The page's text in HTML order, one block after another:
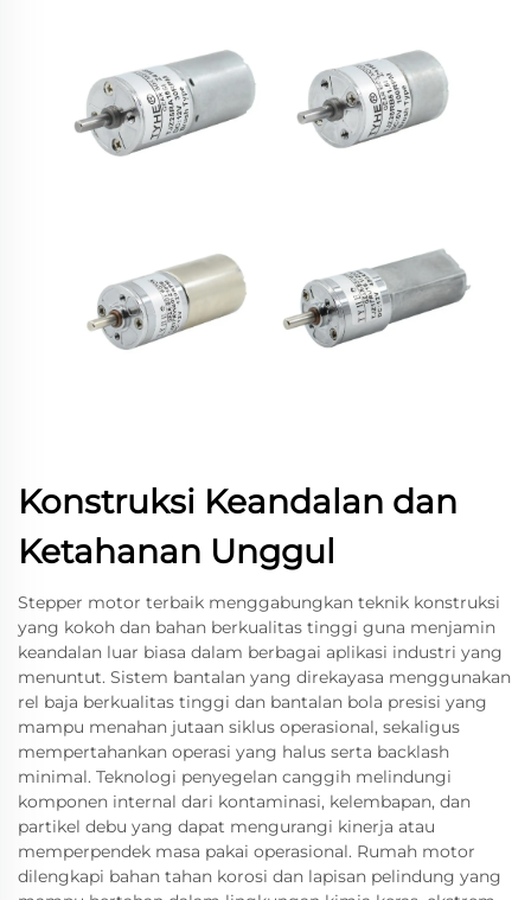
Konstruksi Keandalan dan
Ketahanan Unggul
Stepper motor terbaik menggabungkan teknik konstruksi
yang kokoh dan bahan berkualitas tinggi guna menjamin
keandalan luar biasa dalam berbagai aplikasi industri yang
menuntut. Sistem bantalan yang direkayasa menggunakan
rel baja berkualitas tinggi dan bantalan bola presisi yang
mampu menahan jutaan siklus operasional, sekaligus
mempertahankan operasi yang halus serta backlash
minimal. Teknologi penyegelan canggih melindungi
komponen internal dari kontaminasi, kelembapan, dan
partikel debu yang dapat mengurangi kinerja atau
memperpendek masa pakai operasional. Rumah motor
dilengkapi bahan tahan korosi dan lapisan pelindung yang